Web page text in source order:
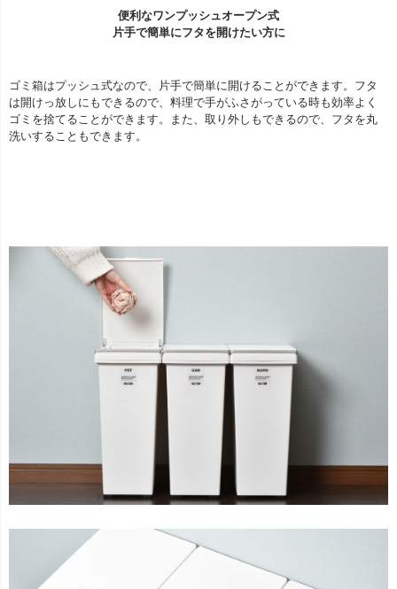
便利なワンプッシュオープン式
片手で簡単にフタを開けたい方に
ゴミ箱はプッシュ式なので、片手で簡単に開けることができます。フタ
は開けっ放しにもできるので、料理で手がふさがっている時も効率よく
ゴミを捨てることができます。また、取り外しもできるので、フタを丸
洗いすることもできます。